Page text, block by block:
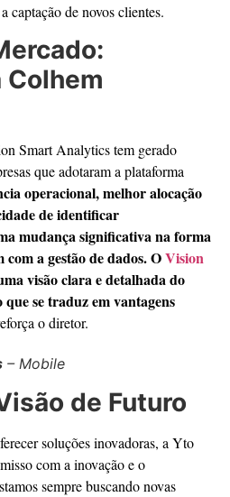
captação de novos clientes.
Colhem
Smart Analytics tem gerado
que adotaram a plataforma
operacional, melhor alocação
de identificar
mudança significativa na forma
com a gestão de dados. OVision
visão clara e detalhada do
que se traduz em vantagens
o diretor.
– Mobile
de Futuro
soluções inovadoras, a Yto
com a inovação e o
sempre buscando novas